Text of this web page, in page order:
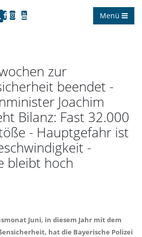
Menü
zur
beendet -
Joachim
Bilanz: Fast 32.000
- Hauptgefahr ist
-
bleibt hoch
Juni, in diesem Jahr mit dem
hat die Bayerische Polizei